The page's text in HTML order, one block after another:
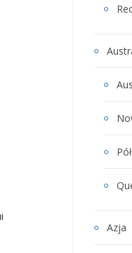
Azja